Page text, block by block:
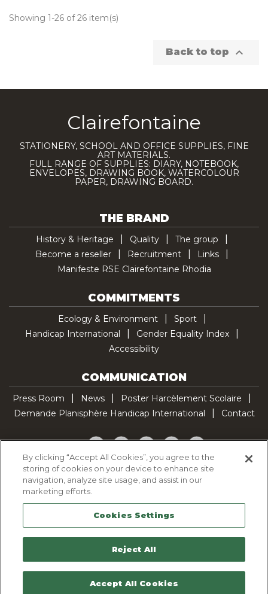
Showing 1-26 of 26 item(s)
Back to top 
Clairefontaine
STATIONERY, SCHOOL AND OFFICE SUPPLIES, FINE
ART MATERIALS.
FULL RANGE OF SUPPLIES: DIARY, NOTEBOOK,
ENVELOPES, DRAWING BOOK, WATERCOLOUR
PAPER, DRAWING BOARD.
THE BRAND
History & Heritage Quality
The group
Become a reseller
Recruitment
Links
Manifeste RSE Clairefontaine Rhodia
COMMITMENTS
Ecology & Environment
Sport
Handicap International
Gender Equality Index
Accessibility
COMMUNICATION
Press Room News
Poster Harcèlement Scolaire
Demande Planisphère Handicap International
Contact
Facebook
TwitterYouTubePinterestTikTok
Cookie Policy
Legal Notice
Sitemap
Contactez-nous
By clicking “Accept All Cookies”, you agree to the
storing of cookies on your device to enhance site
navigation, analyze site usage, and assist in our
marketing efforts.
Cookies Settings
Reject All
Accept All Cookies